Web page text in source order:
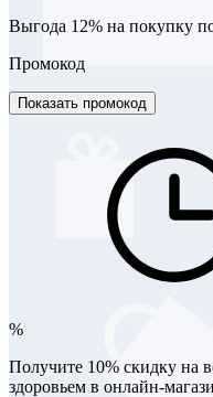
Выгода 12% на покупку
Промокод
Показать промокод
%
Получите 10% скидку на
здоровьем в онлайн-